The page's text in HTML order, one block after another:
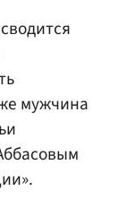
мужчина